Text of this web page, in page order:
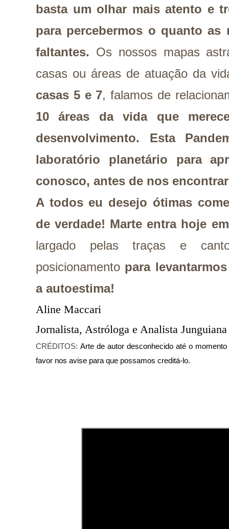
basta um olhar mais atento e
para percebermos o quanto as
faltantes. Os nossos mapas
casas ou áreas de atuação da
casas 5 e 7, falamos de
10 áreas da vida que
desenvolvimento.
Esta
laboratório planetário para
conosco, antes de nos
A todos eu desejo ótimas
de verdade! Marte entra hoje
largado pelas traças e
posicionamento para
a autoestima!
Aline Maccari
Jornalista, Astróloga e Analista Junguiana
CRÉDITOS: Arte de autor desconhecido até o
favor nos avise para que possamos creditá-lo.